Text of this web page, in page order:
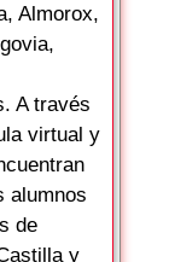
Almorox,
A través
virtual y
alumnos
de
y